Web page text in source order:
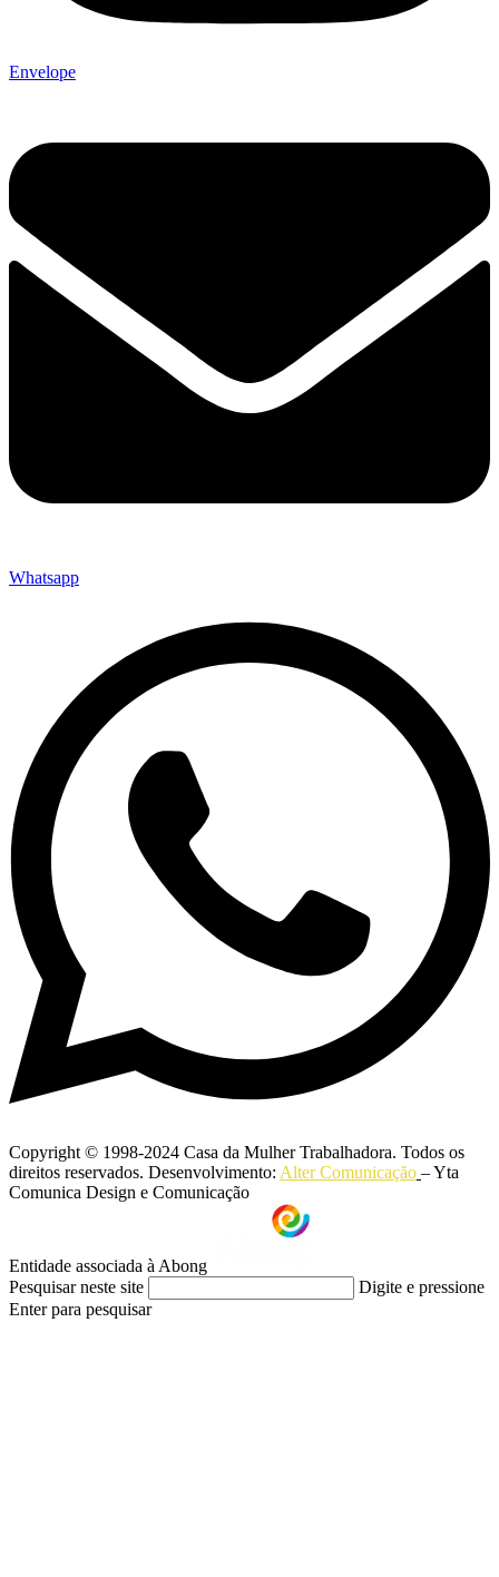
Envelope
Whatsapp
Copyright © 1998-2024 Casa da Mulher Trabalhadora. Todos os
direitos reservados. Desenvolvimento: Alter Comunicação – Yta
Comunica Design e Comunicação
Entidade associada à Abong
Pesquisar neste site
Digite e pressione
Enter para pesquisar